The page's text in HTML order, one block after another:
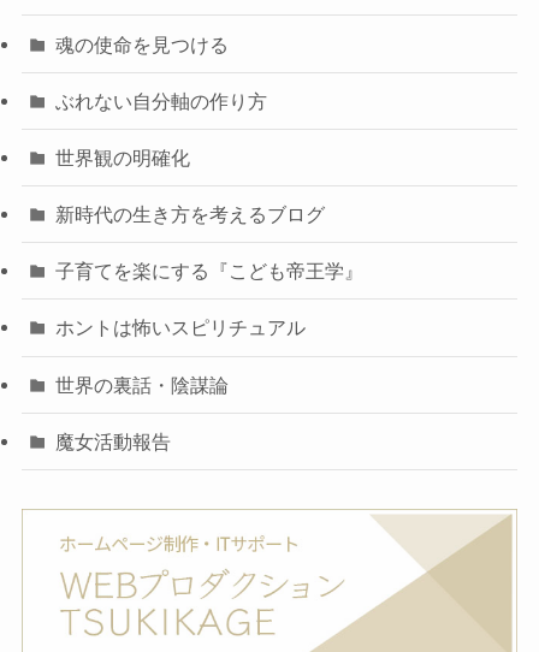
魂の使命を見つける
ぶれない自分軸の作り方
世界観の明確化
新時代の生き方を考えるブログ
子育てを楽にする『こども帝王学』
ホントは怖いスピリチュアル
世界の裏話・陰謀論
魔女活動報告